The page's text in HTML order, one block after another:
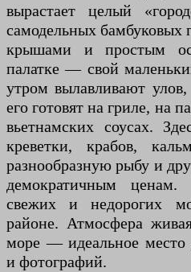
вырастает целый
самодельных бамбуковых
крышами и простым
палатке — свой
утром вылавливают
его готовят на гриле, на
вьетнамских соусах.
креветки, крабов,
разнообразную рыбу и
демократичным
свежих и недорогих
районе. Атмосфера
море — идеальное место
и фотографий.